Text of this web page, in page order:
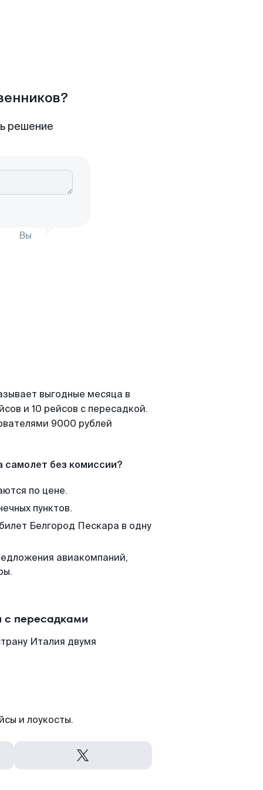
решение
Вы
выгодные месяца в
и 10 рейсов с пересадкой.
9000 рублей
самолет без комиссии?
по цене.
пунктов.
Белгород Пескара в одну
авиакомпаний,
с пересадками
Италия двумя
и лоукосты.